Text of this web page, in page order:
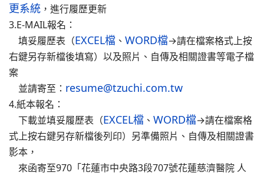
更系統 ，進行履歷更新
3.E-MAIL報名：
填妥履歷表（EXCEL檔 、 WORD檔→請在檔案格式上按
右鍵另存新檔後填寫）以及照片、自傳及相關證書等電子檔
案
並請寄至： resume@tzuchi.com.tw
4.紙本報名：
下載並填妥履歷表（EXCEL檔 、 WORD檔→請在檔案格
式上按右鍵另存新檔後列印）另準備照片、自傳及相關證書
影本，
來函寄至970「花蓮市中央路3段707號花蓮慈濟醫院 人